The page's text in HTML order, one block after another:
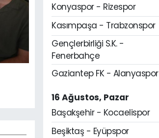
Konyaspor - Rizespor
Kasımpaşa - Trabzonspor
Gençlerbirliği S.K. -
Fenerbahçe
Gaziantep FK - Alanyaspor
16 Ağustos, Pazar
Başakşehir - Kocaelispor
Beşiktaş - Eyüpspor